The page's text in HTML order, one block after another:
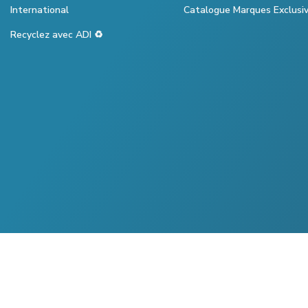
International
Recyclez avec ADI ♻️
Catalogue Marques